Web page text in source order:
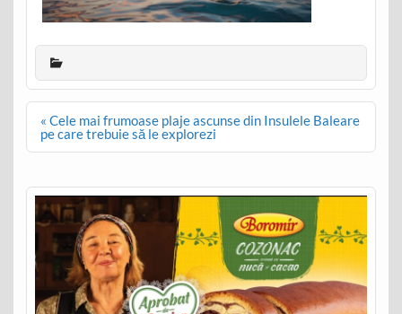
Post
navigation
« Cele mai frumoase plaje ascunse din Insulele Baleare
pe care trebuie să le explorezi